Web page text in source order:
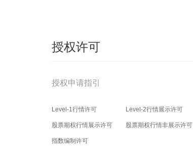
授权许可
授权申请指引
Level-1行情许可 Level-2行情展示许可
股票期权行情展示许可 股票期权行情非展示许可
指数编制许可